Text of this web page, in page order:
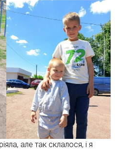
але так склалося, і я